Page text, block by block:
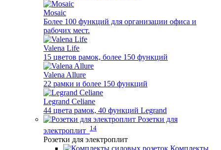
Mosaic
Более 100 функций для организации офиса и
рабочих мест.
Valena Life
15 цветов рамок, более 150 функций
Valena Allure
22 рамки и более 150 функций
Legrand Celiane
44 цвета рамок, 40 функций Legrand
Розетки для
электроплит 14
Розетки для электроплит
Комплекты